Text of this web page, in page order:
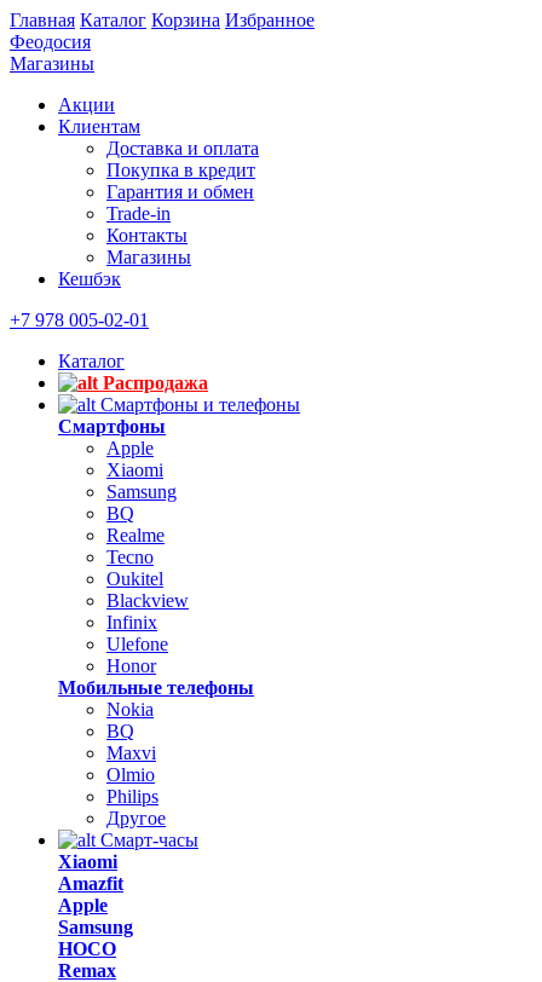
Главная Каталог Корзина Избранное
Феодосия
Магазины
Акции
Клиентам
Доставка и оплата
Покупка в кредит
Гарантия и обмен
Trade-in
Контакты
Магазины
Кешбэк
+7 978 005-02-01
Каталог
Распродажа
Смартфоны и телефоны
Смартфоны
Apple
Xiaomi
Samsung
BQ
Realme
Tecno
Oukitel
Blackview
Infinix
Ulefone
Honor
Мобильные телефоны
Nokia
BQ
Maxvi
Olmio
Philips
Другое
Смарт-часы
Xiaomi
Amazfit
Apple
Samsung
HOCO
Remax